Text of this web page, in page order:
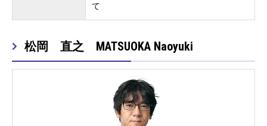
て
松岡 直之 MATSUOKA Naoyuki